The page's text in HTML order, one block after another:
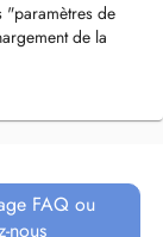
"paramètres de
de la
FAQ ou
nous